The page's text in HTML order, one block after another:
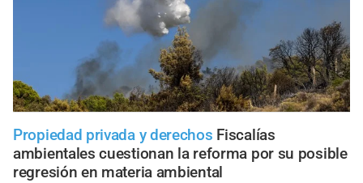
Propiedad privada y derechos Fiscalías
ambientales cuestionan la reforma por su posible
regresión en materia ambiental